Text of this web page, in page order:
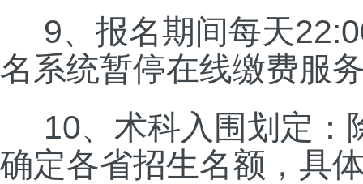
9、报名期间每天
名系统暂停在线缴费服
10、术科入围划定：
确定各省招生名额，具